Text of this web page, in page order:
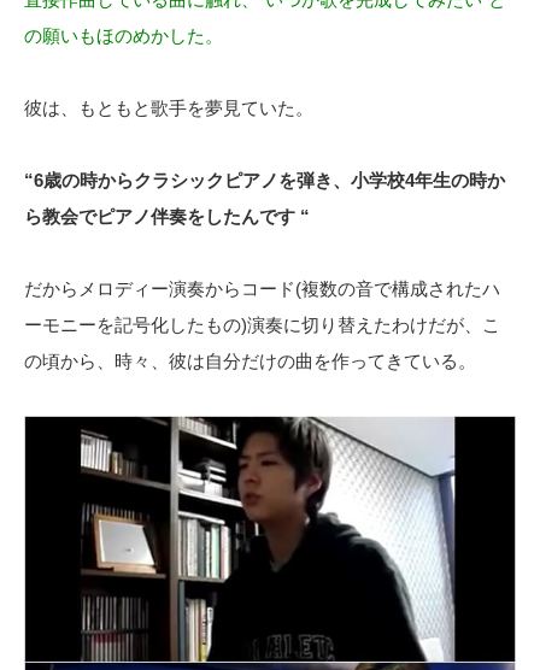
の願いもほのめかした。
彼は、もともと歌手を夢見ていた。
“6歳の時からクラシックピアノを弾き、小学校4年生の時か
ら教会でピアノ伴奏をしたんです “
だからメロディー演奏からコード(複数の音で構成されたハ
ーモニーを記号化したもの)演奏に切り替えたわけだが、こ
の頃から、時々、彼は自分だけの曲を作ってきている。